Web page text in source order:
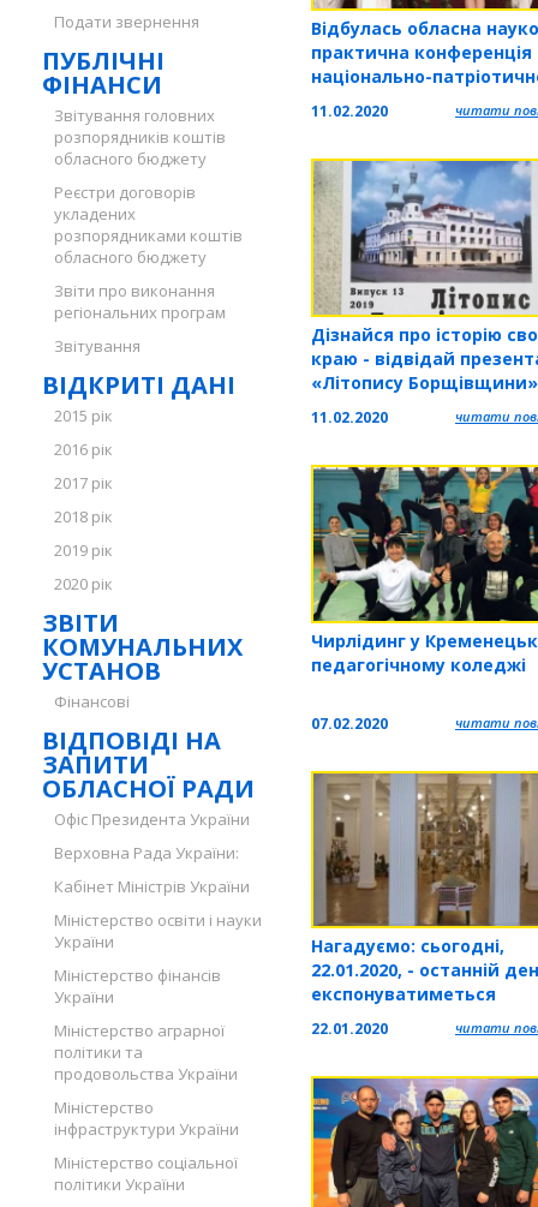
Подати звернення
ПУБЛІЧНІ
ФІНАНСИ
Звітування головних
розпорядників коштів
обласного бюджету
Реєстри договорів
укладених
розпорядниками коштів
обласного бюджету
Звіти про виконання
регіональних програм
Звітування
ВІДКРИТІ ДАНІ
2015 рік
2016 рік
2017 рік
2018 рік
2019 рік
2020 рік
ЗВІТИ
КОМУНАЛЬНИХ
УСТАНОВ
Фінансові
ВІДПОВІДІ НА
ЗАПИТИ
ОБЛАСНОЇ РАДИ
Офіс Президента України
Верховна Рада України:
Кабінет Міністрів України
Міністерство освіти і науки
України
Міністерство фінансів
України
Міністерство аграрної
політики та
продовольства України
Міністерство
інфраструктури України
Міністерство соціальної
політики України
Відбулась обласна
практична конференція
національно-
та військово-
спрямування «Сила
11.02.2020 читати
Дізнайся про історію
краю - відвідай
«Літопису Борщівщини»
11.02.2020 читати
Чирлідинг у
педагогічному коледжі
07.02.2020 читати
Нагадуємо: сьогодні,
22.01.2020, - останній
експонуватиметься
Різдвяно-новорічна
«Дідух – різдвяний дух»
22.01.2020 читати